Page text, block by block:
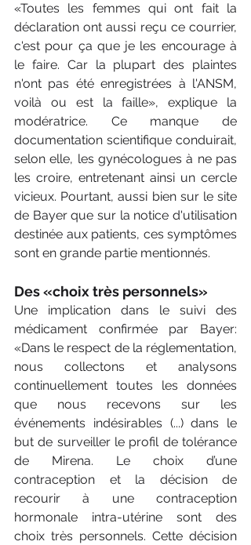
«Toutes les femmes qui ont fait la
déclaration ont aussi reçu ce courrier,
c'est pour ça que je les encourage à
le faire. Car la plupart des plaintes
n'ont pas été enregistrées à l'ANSM,
voilà ou est la faille», explique la
modératrice. Ce manque de
documentation scientifique conduirait,
selon elle, les gynécologues à ne pas
les croire, entretenant ainsi un cercle
vicieux. Pourtant, aussi bien sur le site
de Bayer que sur la notice d'utilisation
destinée aux patients, ces symptômes
sont en grande partie mentionnés.
Des «choix très personnels»
Une implication dans le suivi des
médicament confirmée par Bayer:
«Dans le respect de la réglementation,
nous collectons et analysons
continuellement toutes les données
que nous recevons sur les
événements indésirables (...) dans le
but de surveiller le profil de tolérance
de Mirena. Le choix d’une
contraception et la décision de
recourir à une contraception
hormonale intra-utérine sont des
choix très personnels. Cette décision